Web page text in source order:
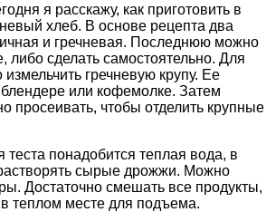
я расскажу, как приготовить в
хлеб. В основе рецепта два
и гречневая. Последнюю можно
либо сделать самостоятельно. Для
гречневую крупу. Ее
или кофемолке. Затем
просеивать, чтобы отделить крупные
понадобится теплая вода, в
сырые дрожжи. Можно
Достаточно смешать все продукты,
в теплом месте для подъема.